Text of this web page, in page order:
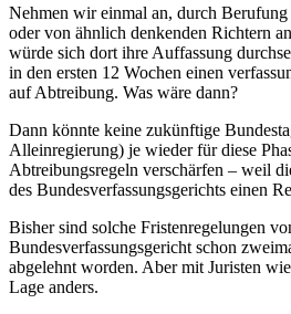
Nehmen wir einmal an, durch
oder von ähnlich denkenden Richtern
würde sich dort ihre Auffassung
in den ersten 12 Wochen einen
auf Abtreibung. Was wäre dann?
Dann könnte keine zukünftige
Alleinregierung) je wieder für diese
Abtreibungsregeln verschärfen – weil
des Bundesverfassungsgerichts einen
Bisher sind solche Fristenregelungen
Bundesverfassungsgericht schon
abgelehnt worden. Aber mit Juristen
Lage anders.